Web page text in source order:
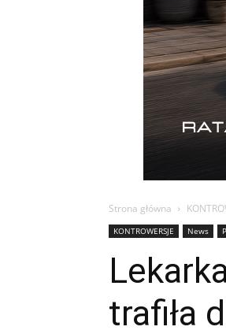
Strona główna
KONTROWERSJE News
trafiła